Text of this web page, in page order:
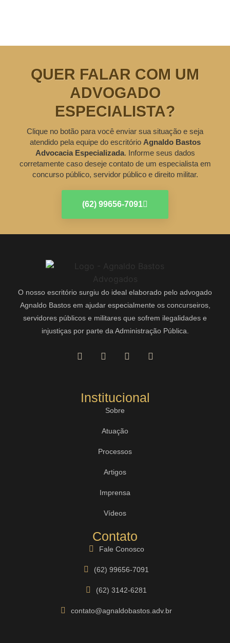
QUER FALAR COM UM
ADVOGADO
ESPECIALISTA?
Clique no botão para você enviar sua situação e seja
atendido pela equipe do escritório Agnaldo Bastos
Advocacia Especializada. Informe seus dados
corretamente caso deseje contato de um especialista em
concurso público, servidor público e direito militar.
(62) 99656-7091
O nosso escritório surgiu do ideal elaborado pelo advogado
Agnaldo Bastos em ajudar especialmente os concurseiros,
servidores públicos e militares que sofrem ilegalidades e
injustiças por parte da Administração Pública.
Institucional
Sobre
Atuação
Processos
Artigos
Imprensa
Vídeos
Contato
Fale Conosco
(62) 99656-7091
(62) 3142-6281
contato@agnaldobastos.adv.br